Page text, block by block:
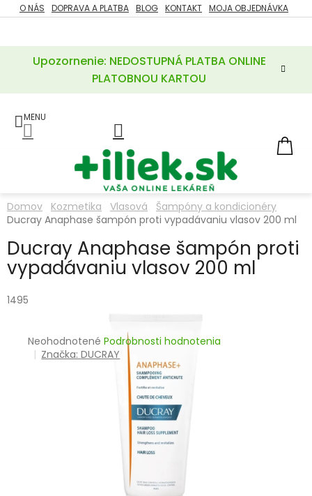
Prejsť
na
Upozornenie: NEDOSTUPNÁ PLATBA ONLINE
PLATOBNOU KARTOU
O NÁS DOPRAVA A PLATBA BLOG KONTAKT MOJA OBJEDNÁVKA
ZĽAVY
POTREBY
A
LIEKY
VITAMÍNY
MINERÁLY
KOZMETIKA
EROTIKA
Domov Kozmetika Vlasová
Šampóny a kondicionéry
Ducray Anaphase šampón proti vypadávaniu vlasov 200 ml
Ducray Anaphase šampón proti
vypadávaniu vlasov 200 ml
1495
Priemerné
hodnotenie
Neohodnotené Podrobnosti hodnotenia
Značka:DUCRAY